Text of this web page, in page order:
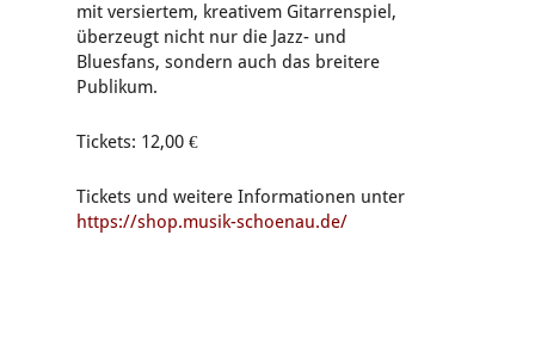
mit versiertem, kreativem Gitarrenspiel,
überzeugt nicht nur die Jazz- und
Bluesfans, sondern auch das breitere
Publikum.
Tickets: 12,00 €
Tickets und weitere Informationen unter
https://shop.musik-schoenau.de/